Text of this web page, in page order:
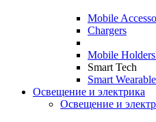
Mobile
Chargers
Mobile Holders
Smart Tech
Smart
Освещение и электрика
Освещение и